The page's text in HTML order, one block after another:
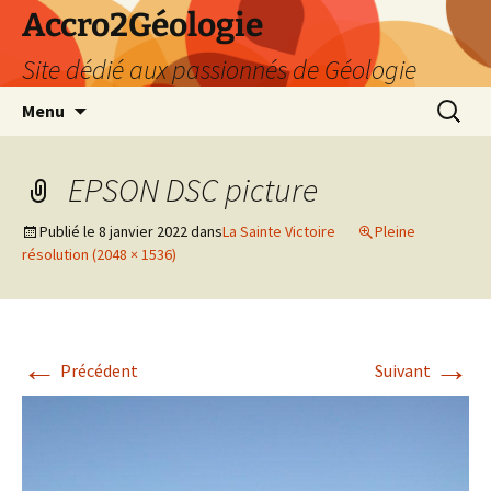
Accro2Géologie
Site dédié aux passionnés de Géologie
Menu
EPSON DSC picture
Publié le 8 janvier 2022dansLa Sainte Victoire
Pleine
résolution (2048 × 1536)
← Précédent Suivant →